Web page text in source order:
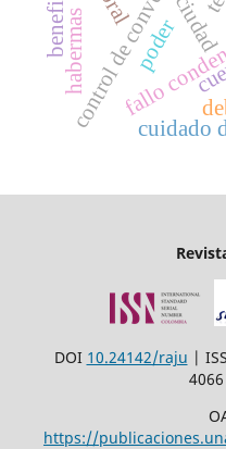
fallociudad
cuidado
habermas poder
DOI 10.24142/raju |
https://